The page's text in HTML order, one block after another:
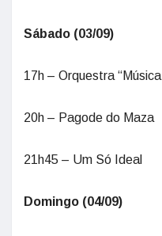
Sábado (03/09)
17h – Orquestra
20h – Pagode do Maza
21h45 – Um Só Ideal
Domingo (04/09)